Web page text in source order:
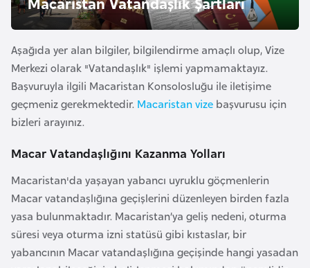
V
i
z
e
İ
ş
e
m
e
r
i
i
Aşağıda yer alan bilgiler, bilgilendirme amaçlı olup, Vize
Merkezi olarak "Vatandaşlık" işlemi yapmamaktayız.
Başvuruyla ilgili Macaristan Konsolosluğu ile iletişime
geçmeniz gerekmektedir. Macaristan vize başvurusu için
bizleri arayınız.
Macar Vatandaşlığını Kazanma Yolları
Macaristan'da yaşayan yabancı uyruklu göçmenlerin
Macar vatandaşlığına geçişlerini düzenleyen birden fazla
yasa bulunmaktadır. Macaristan’ya geliş nedeni, oturma
süresi veya oturma izni statüsü gibi kıstaslar, bir
yabancının Macar vatandaşlığına geçişinde hangi yasadan
v
u
t
u
r
y
a
z
e
r
b
a